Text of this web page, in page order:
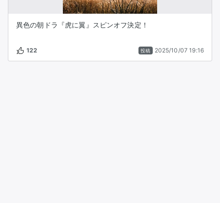
異色の朝ドラ『虎に翼』スピンオフ決定！
122 投稿 2025/10/07 19:16